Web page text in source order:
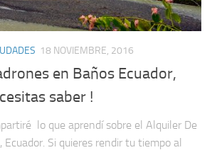
18 NOVIEMBRE, 2016
en Baños Ecuador,
saber !
lo que aprendí sobre el Alquiler De
Ecuador. Si quieres rendir tu tiempo al